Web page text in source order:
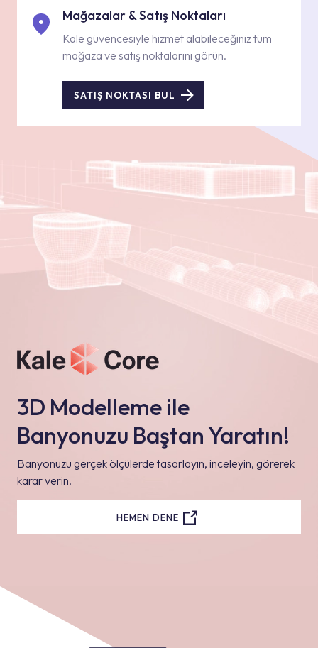
Mağazalar & Satış Noktaları
Kale güvencesiyle hizmet alabileceğiniz tüm
mağaza ve satış noktalarını görün.
SATIŞ NOKTASI BUL
3D Modelleme ile
Banyonuzu Baştan Yaratın!
Banyonuzu gerçek ölçülerde tasarlayın, inceleyin, görerek
karar verin.
HEMEN DENE